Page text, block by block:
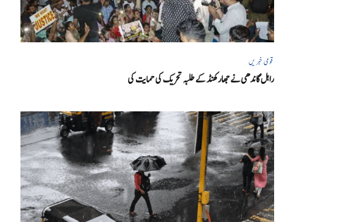
قومی خبریں
راہل گاندھی نے جھارکھنڈ کے طلبہ تحریک کی حمایت کی